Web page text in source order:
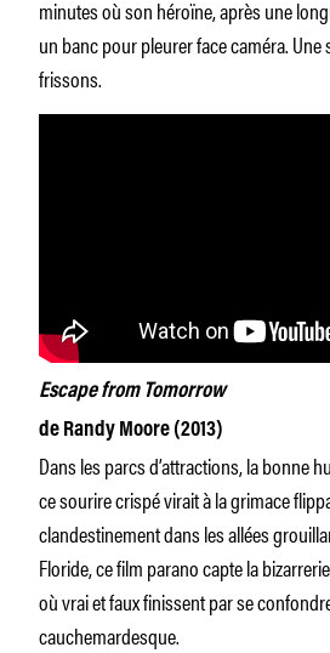
minutes où son héroïne, après une
un banc pour pleurer face caméra.
frissons.
Escape from Tomorrow
de Randy Moore (2013)
Dans les parcs d’attractions, la bonne
ce sourire crispé virait à la grimace
clandestinement dans les allées
Floride, ce film parano capte la
où vrai et faux finissent par se
cauchemardesque.